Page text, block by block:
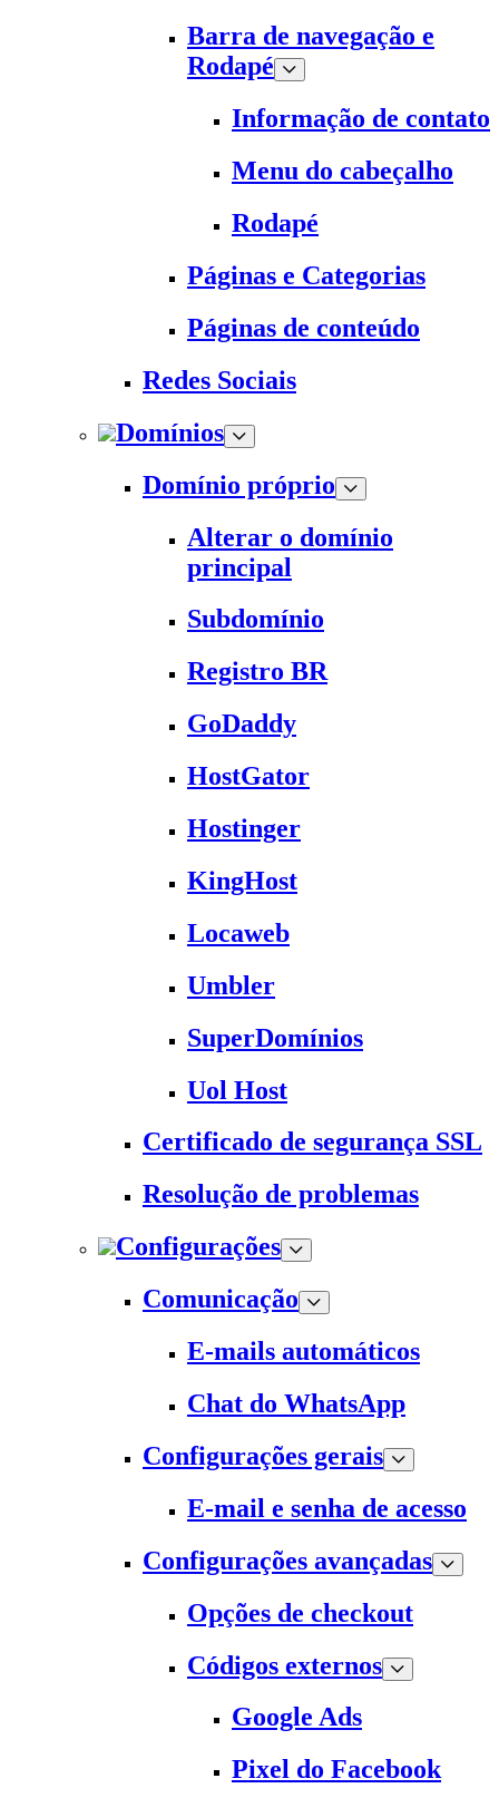
Barra de navegação e
Rodapé
Informação de contato
Menu do cabeçalho
Rodapé
Páginas e Categorias
Páginas de conteúdo
Redes Sociais
Domínios
Domínio próprio
Alterar o domínio
principal
Subdomínio
Registro BR
GoDaddy
HostGator
Hostinger
KingHost
Locaweb
Umbler
SuperDomínios
Uol Host
Certificado de segurança SSL
Resolução de problemas
Configurações
Comunicação
E-mails automáticos
Chat do WhatsApp
Configurações gerais
E-mail e senha de acesso
Configurações avançadas
Opções de checkout
Códigos externos
Google Ads
Pixel do Facebook